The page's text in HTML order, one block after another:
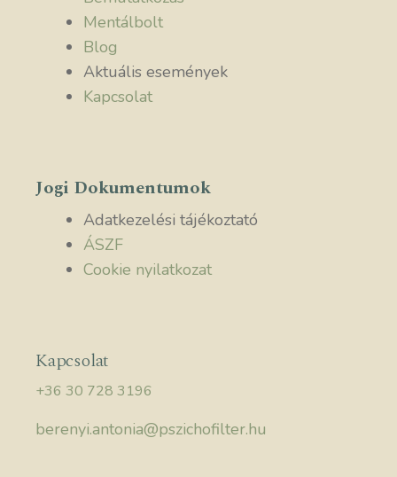
Mentálbolt
Blog
Aktuális események
Kapcsolat
Jogi Dokumentumok
Adatkezelési tájékoztató
ÁSZF
Cookie nyilatkozat
Kapcsolat
+36 30 728 3196
berenyi.antonia@pszichofilter.hu